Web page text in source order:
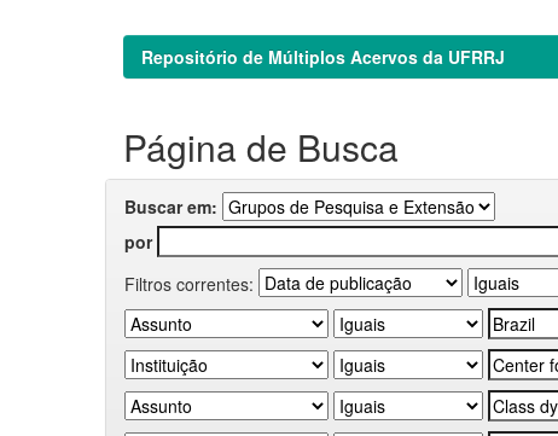
Repositório de Múltiplos Acervos da UFRRJ
Página de Busca
Buscar em:
por
Filtros correntes: